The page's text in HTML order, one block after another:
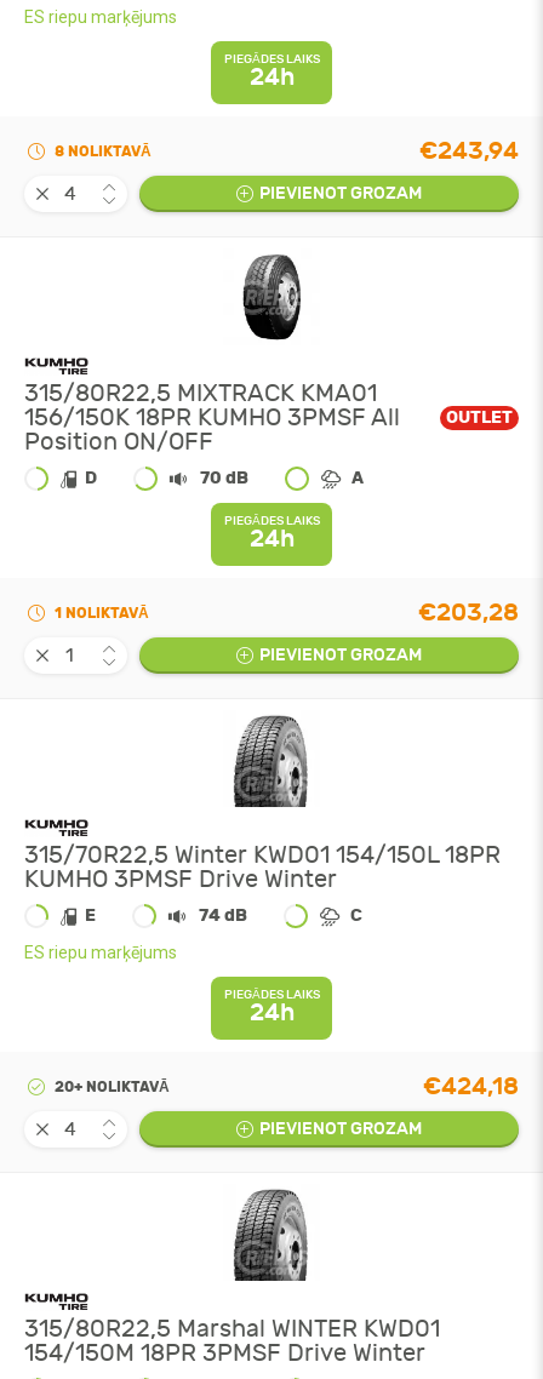
ES riepu marķējums
PIEGĀDES LAIKS
24h
8 NOLIKTAVĀ €243,94
PIEVIENOT GROZAM
315/80R22,5 MIXTRACK KMA01
156/150K 18PR KUMHO 3PMSF All
Position ON/OFF
OUTLET
D 70 dB A
PIEGĀDES LAIKS
24h
1 NOLIKTAVĀ €203,28
PIEVIENOT GROZAM
315/70R22,5 Winter KWD01 154/150L 18PR
KUMHO 3PMSF Drive Winter
E 74 dB C
ES riepu marķējums
PIEGĀDES LAIKS
24h
20+ NOLIKTAVĀ €424,18
PIEVIENOT GROZAM
315/80R22,5 Marshal WINTER KWD01
154/150M 18PR 3PMSF Drive Winter